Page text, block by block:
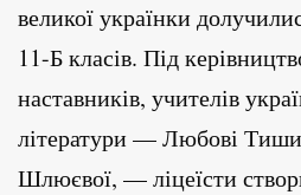
великої українки
11-Б класів. Під
наставників, учителів
літератури — Любові
Шлюєвої, — ліцеїсти